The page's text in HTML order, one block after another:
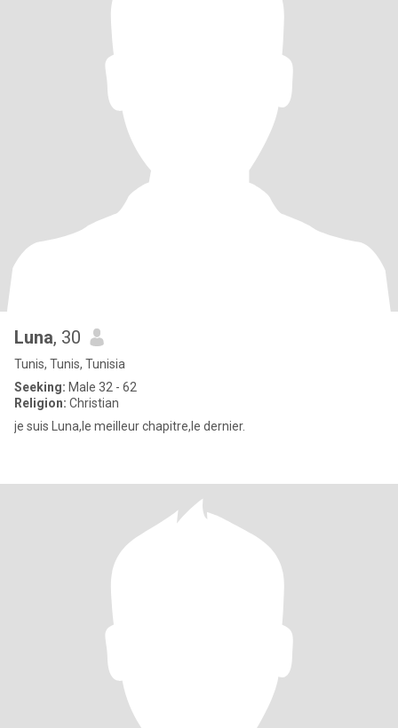
Luna, 30
Tunis, Tunis, Tunisia
Seeking: Male 32 - 62
Religion: Christian
je suis Luna,le meilleur chapitre,le dernier.